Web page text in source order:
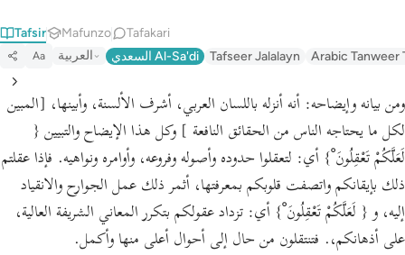
Tafsir Mafunzo Tafakari
Aa العربية السعدي Al-Sa'di Tafseer Jalalayn Arabic Tanweer
ومن بيانه وإيضاحه: أنه أنزله باللسان العربي، أشرف الألسنة، وأبينها، [المبين
لكل ما يحتاجه الناس من الحقائق النافعة ] وكل هذا الإيضاح والتبيين {
لَعَلَّكُمْ تَعْقِلُونَ ْ} أي: لتعقلوا حدوده وأصوله وفروعه، وأوامره ونواهيه. فإذا عقلتم
ذلك بإيقانكم واتصفت قلوبكم بمعرفتها، أثمر ذلك عمل الجوارح والانقياد
إليه، و{ لَعَلَّكُمْ تَعْقِلُونَ ْ} أي: تزداد عقولكم بتكرر المعاني الشريفة العالية،
على أذهانكم،. فتنتقلون من حال إلى أحوال أعلى منها وأكمل.